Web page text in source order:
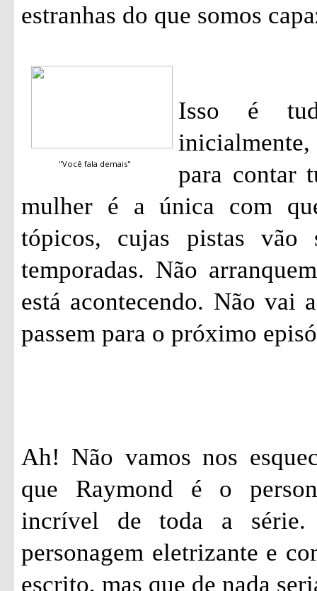
estranhas do que somos
"Você fala demais"
Isso é
para contar
mulher é a única com
tópicos, cujas pistas vão
temporadas. Não
está acontecendo. Não vai
passem para o próximo
Ah! Não vamos nos
que Raymond é o
incrível de toda a
personagem eletrizante e
escrito, mas que de nada